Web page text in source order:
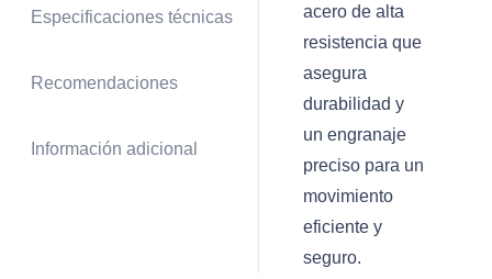
Especificaciones técnicas
Recomendaciones
Información adicional
acero de alta
resistencia que
asegura
durabilidad y
un engranaje
preciso para un
movimiento
eficiente y
seguro.